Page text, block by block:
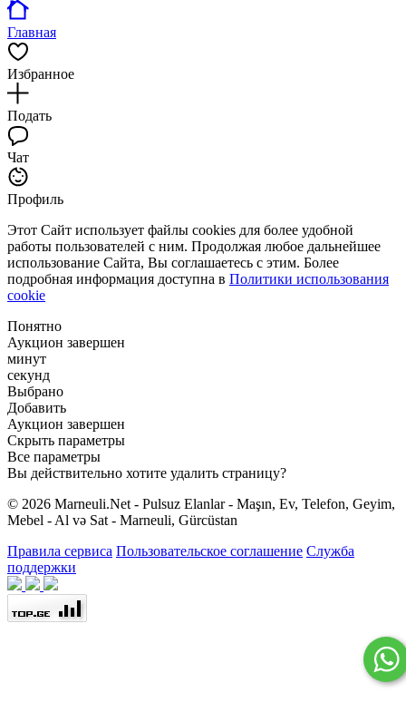
Главная
Избранное
Подать
Чат
Профиль
Этот Сайт использует файлы cookies для более удобной
работы пользователей с ним. Продолжая любое дальнейшее
использование Сайта, Вы соглашаетесь с этим. Более
подробная информация доступна в Политики использования
cookie
Понятно
Аукцион завершен
минут
секунд
Выбрано
Добавить
Аукцион завершен
Скрыть параметры
Все параметры
Вы действительно хотите удалить страницу?
© 2026 Marneuli.Net - Pulsuz Elanlar - Maşın, Ev, Telefon, Geyim,
Mebel - Al və Sat - Marneuli, Gürcüstan
Правила сервиса Пользовательское соглашение Служба
поддержки